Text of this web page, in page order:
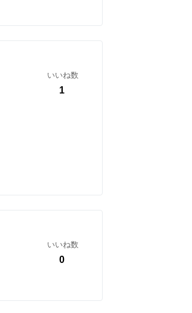
いいね数
1
いいね数
0